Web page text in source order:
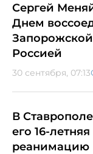
Сергей
Днем
Россией
30 сентября, 07:13
В
его 16-
реанимацию